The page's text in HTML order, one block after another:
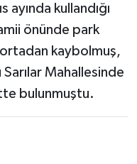
ayında kullandığı
önünde park
kaybolmuş,
Mahallesinde
bulunmuştu.